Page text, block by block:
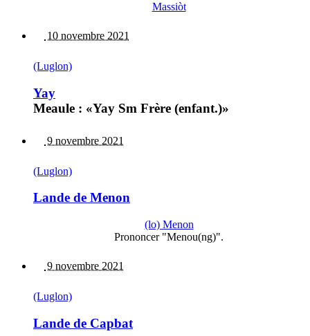
Massiòt
10 novembre 2021
(Luglon)
Yay
Meaule : «Yay Sm Frère (enfant.)»
9 novembre 2021
(Luglon)
Lande de Menon
(lo) Menon
Prononcer "Menou(ng)".
9 novembre 2021
(Luglon)
Lande de Capbat